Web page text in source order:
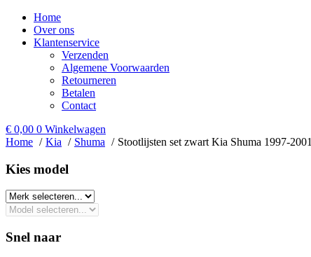
Home
Over ons
Klantenservice
Verzenden
Algemene Voorwaarden
Retourneren
Betalen
Contact
€ 0,00 0 Winkelwagen
Home
Kia Shuma Stootlijsten set zwart Kia Shuma 1997-2001
Kies model​
Snel naar